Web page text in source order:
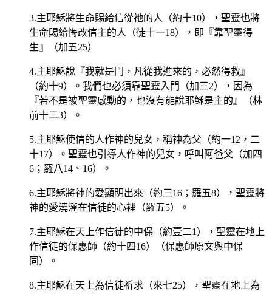
3.主耶穌將生命賜給信從祂的人（約十10），聖靈也將
生命賜給悔改信主的人（徒十一18），即『靠聖靈得
生』（加五25）
4.主耶穌說『我就是門，凡從我進來的，必然得救』
（約十9）。我們也必須靠聖靈入門（加三2），因為
『若不是被聖靈感動的，也沒有能說耶穌是主的』（林
前十二3）。
5.主耶穌使信的人作神的兒女，稱神為父（約一12，二
十17）。聖靈也引導人作神的兒女，呼叫阿爸父（加四
6；羅八14、16）。
6.主耶穌將神的愛顯明出來（約三16；羅五8），聖靈將
神的愛澆灌在信徒的心裡（羅五5）。
7.主耶穌在天上作信徒的中保（約壹二1），聖靈在地上
作信徒的保惠師（約十四16）（保惠師原文與中保
同）。
8.主耶穌在天上為信徒祈求（來七25），聖靈在地上為